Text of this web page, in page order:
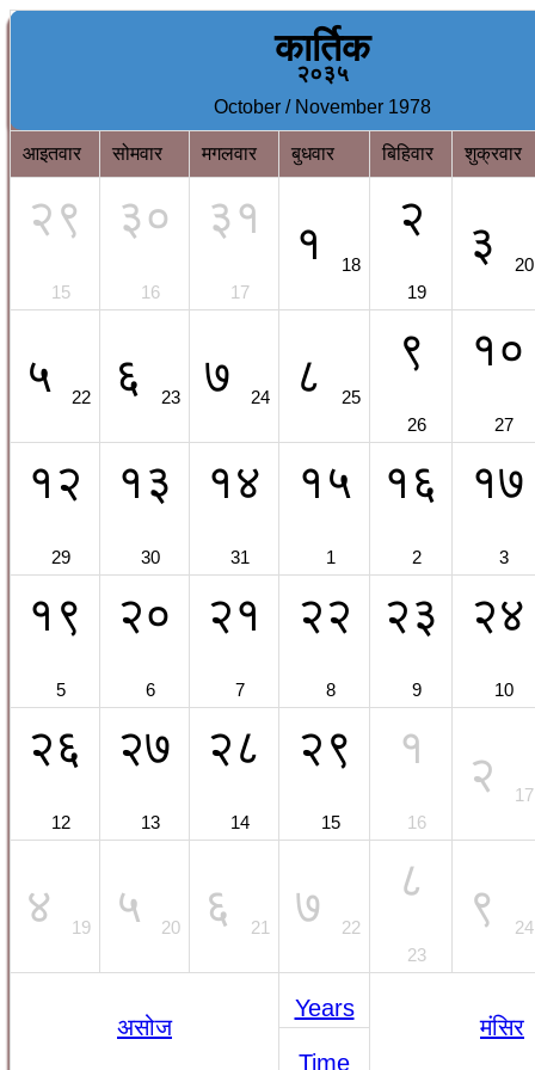
कार्तिक
२०३५
October / November 1978
आइतवार सोमवार मगलवार बुधवार बिहिवार शुक्रवार
२९
15
३०
16
३१
17
१ 18
२
19
३ 20
५ 22 ६ 23 ७ 24 ८ 25
९
26
१०
27
१२
29
१३
30
१४
31
१५
1
१६
2
१७
3
१९
5
२०
6
२१
7
२२
8
२३
9
२४
10
२६
12
२७
13
२८
14
२९
15
१
16
२ 17
४ 19 ५ 20 ६ 21 ७ 22
८
23
९ 24
असोज
Years
मंसिर
Time